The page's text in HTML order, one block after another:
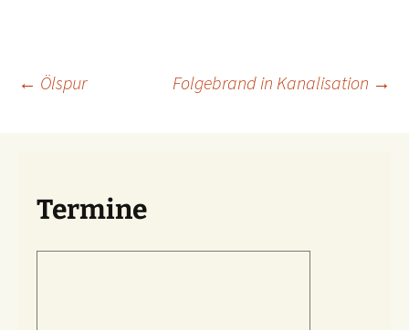
Beitragsnavigation
← Ölspur Folgebrand in Kanalisation →
Termine